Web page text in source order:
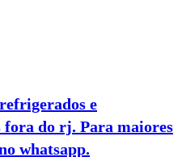
e
fora do rj. Para maiores
whatsapp.